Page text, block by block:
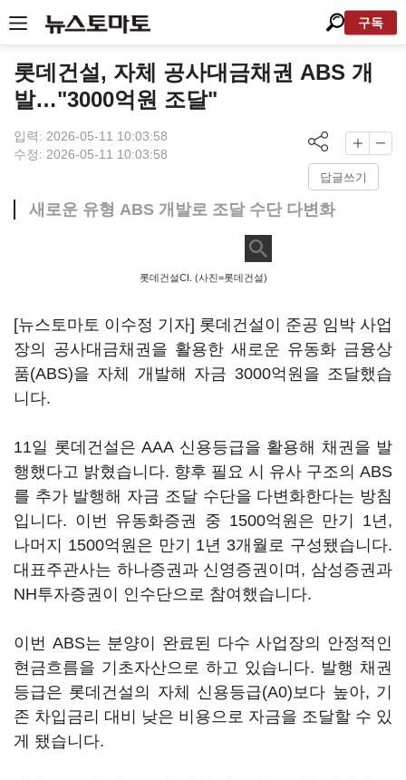
구독
롯데건설, 자체 공사대금채권 ABS 개
발…"3000억원 조달"
입력: 2026-05-11 10:03:58
수정: 2026-05-11 10:03:58
답글쓰기
새로운 유형 ABS 개발로 조달 수단 다변화
롯데건설CI. (사진=롯데건설)
[뉴스토마토 이수정 기자] 롯데건설이 준공 임박 사업
장의 공사대금채권을 활용한 새로운 유동화 금융상
품(ABS)을 자체 개발해 자금 3000억원을 조달했습
니다.
11일 롯데건설은 AAA 신용등급을 활용해 채권을 발
행했다고 밝혔습니다. 향후 필요 시 유사 구조의 ABS
를 추가 발행해 자금 조달 수단을 다변화한다는 방침
입니다. 이번 유동화증권 중 1500억원은 만기 1년,
나머지 1500억원은 만기 1년 3개월로 구성됐습니다.
대표주관사는 하나증권과 신영증권이며, 삼성증권과
NH투자증권이 인수단으로 참여했습니다.
이번 ABS는 분양이 완료된 다수 사업장의 안정적인
현금흐름을 기초자산으로 하고 있습니다. 발행 채권
등급은 롯데건설의 자체 신용등급(A0)보다 높아, 기
존 차입금리 대비 낮은 비용으로 자금을 조달할 수 있
게 됐습니다.